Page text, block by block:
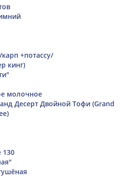
+потассу/
кинг)
молочное
Десерт Двойной Тофи (Grand
130